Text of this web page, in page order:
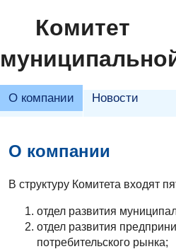
Комитет
О компании Новости
О компании
В структуру Комитета входят
отдел развития
отдел развития
потребительского рынка;